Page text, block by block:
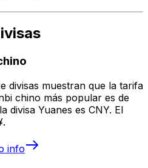
divisas muestran que la tarifa
chino más popular es de
divisa Yuanes es CNY. El
info